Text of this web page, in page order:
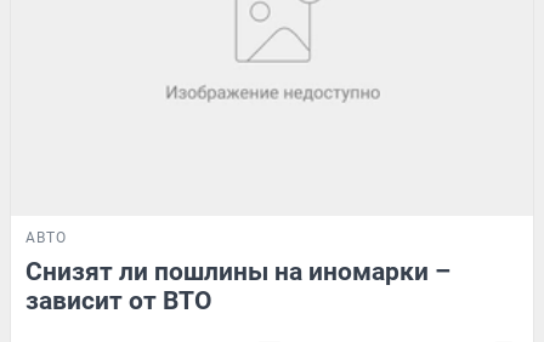
АВТО
Снизят ли пошлины на иномарки –
зависит от ВТО